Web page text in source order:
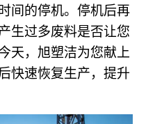
间的停机。停机后再
生过多废料是否让您
天，旭塑洁为您献上
快速恢复生产，提升